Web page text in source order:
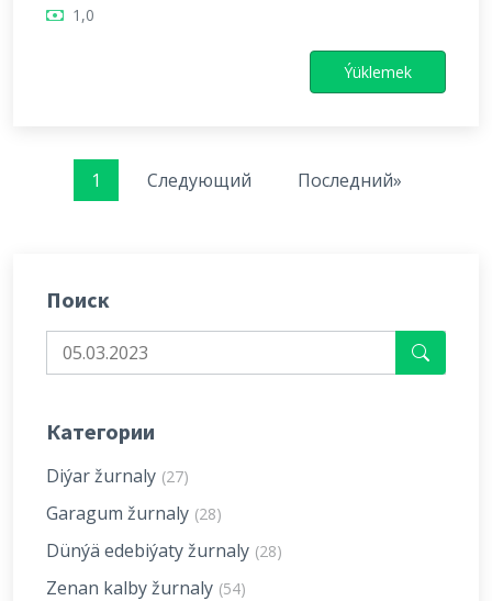
1,0
Ýüklemek
1 Следующий Последний»
Поиск
Категории
Diýar žurnaly (27)
Garagum žurnaly (28)
Dünýä edebiýaty žurnaly (28)
Zenan kalby žurnaly (54)